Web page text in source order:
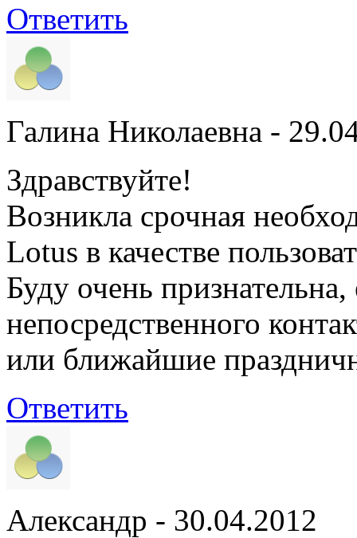
Ответить
Галина Николаевна -
Здравствуйте!
Возникла срочная
Lotus в качестве
Буду очень
непосредственного
или ближайшие
Ответить
Александр - 30.04.2012